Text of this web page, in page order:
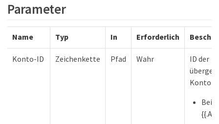
Parameter
Name Typ In Erforderlich
Konto-ID Zeichenkette Pfad Wahr
ID der